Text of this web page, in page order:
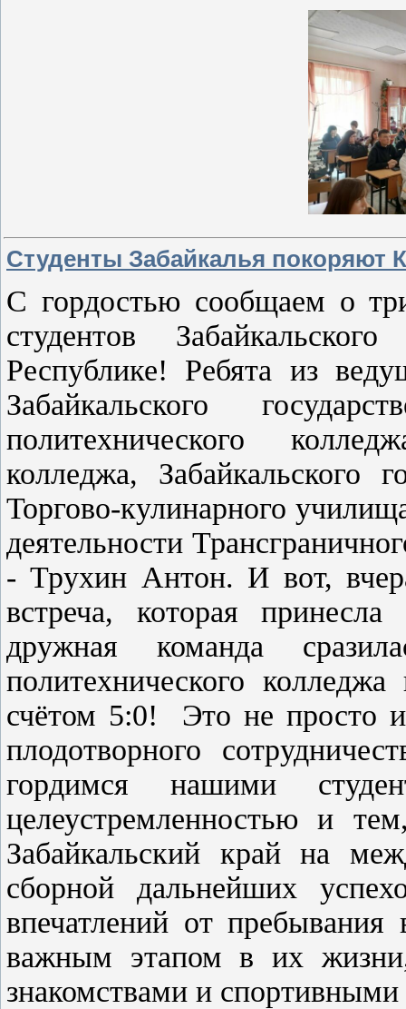
Студенты Забайкалья покоряют
С гордостью сообщаем о
студентов
Республике! Ребята из
Забайкальского
политехнического
колледжа,
Торгово-кулинарного
деятельности
- Трухин Антон. И вот,
встреча, которая
дружная команда
политехнического
счётом 5:0! Это не просто
плодотворного
гордимся нашими
целеустремленностью и
Забайкальский край на
сборной дальнейших
впечатлений от
важным этапом в их
знакомствами и